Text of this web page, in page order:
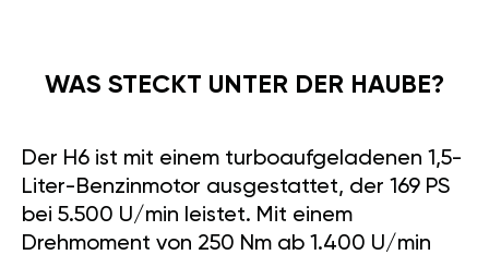
WAS STECKT UNTER DER HAUBE?
Der H6 ist mit einem turboaufgeladenen 1,5-
Liter-Benzinmotor ausgestattet, der 169 PS
bei 5.500 U/min leistet. Mit einem
Drehmoment von 250 Nm ab 1.400 U/min